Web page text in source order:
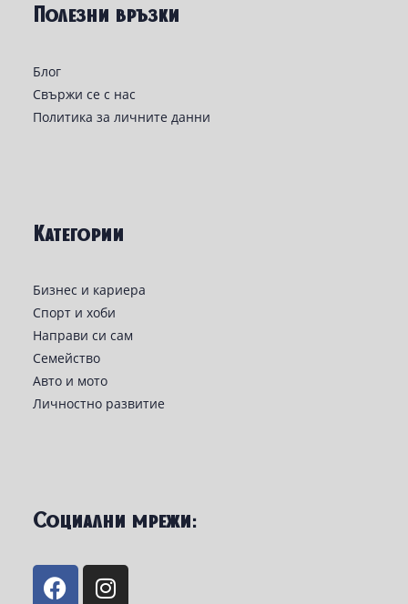
Полезни връзки
Блог
Свържи се с нас
Политика за личните данни
Категории
Бизнес и кариера
Спорт и хоби
Направи си сам
Семейство
Авто и мото
Личностно развитие
Социални мрежи: